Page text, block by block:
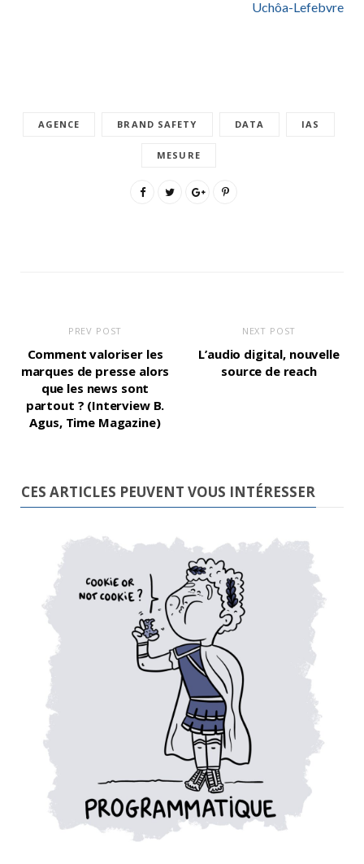
Uchôa-Lefebvre
AGENCE BRAND SAFETY DATA IAS
MESURE
PREV POST
Comment valoriser les
marques de presse alors
que les news sont
partout ? (Interview B.
Agus, Time Magazine)
NEXT POST
L’audio digital, nouvelle
source de reach
CES ARTICLES PEUVENT VOUS INTÉRESSER